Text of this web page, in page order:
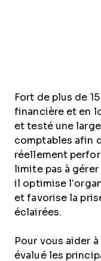
Fort de plus de
financière et en
et testé une
comptables afin
réellement
limite pas à
il optimise
et favorise la
éclairées.
Pour vous aider
évalué les